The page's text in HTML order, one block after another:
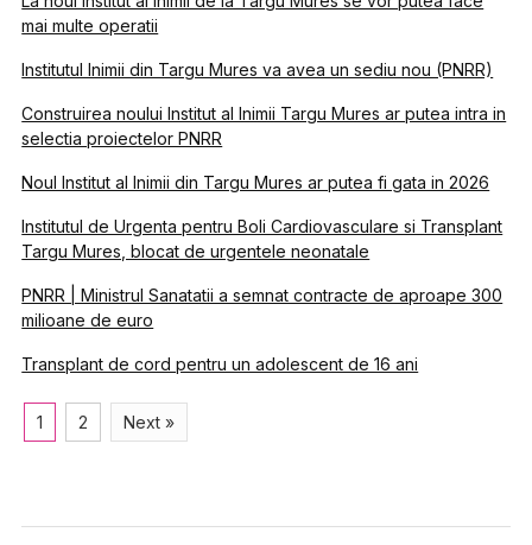
mai multe operatii
Institutul Inimii din Targu Mures va avea un sediu nou (PNRR)
Construirea noului Institut al Inimii Targu Mures ar putea intra in
selectia proiectelor PNRR
Noul Institut al Inimii din Targu Mures ar putea fi gata in 2026
Institutul de Urgenta pentru Boli Cardiovasculare si Transplant
Targu Mures, blocat de urgentele neonatale
PNRR | Ministrul Sanatatii a semnat contracte de aproape 300
milioane de euro
Transplant de cord pentru un adolescent de 16 ani
1 2 Next »